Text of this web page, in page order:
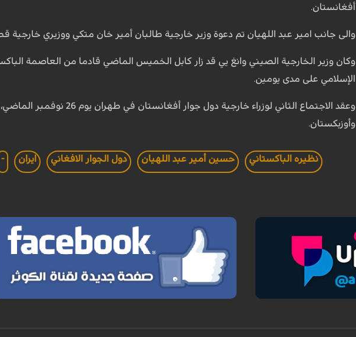
أفغانستان.
والى جانب امير عبد اللهيان تم دعوة وزير خارجية طالبان أمير خان متكي ووزيري
وكان وزير الخارجية الصيني وانغ يي قد زار كابل الخميس الماضي قادما من العاصمة
الإسلامي على مدى يومين.
وعقد الاجتماع الثاني لوزراء
وأوزبكستان.
نظيره الباكستاني حسين أمير عبد اللهيان دول الجوار الافغاني ايران -